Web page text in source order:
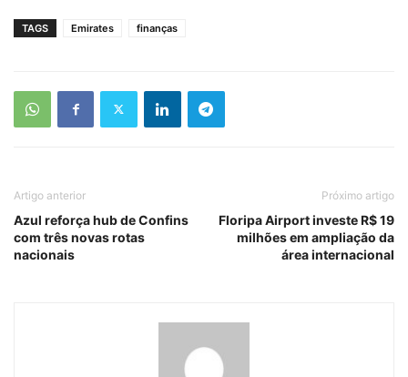
TAGS Emirates finanças
Artigo anterior
Azul reforça hub de Confins
com três novas rotas
nacionais
Próximo artigo
Floripa Airport investe R$ 19
milhões em ampliação da
área internacional